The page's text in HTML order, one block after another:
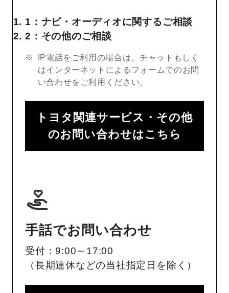
1：ナビ・オーディオに関するご相談
2：その他のご相談
IP電話をご利用の場合は、チャットもしく
はインターネットによるフォームでのお問
い合わせをご利用ください。
トヨタ関連サービス・その他
のお問い合わせはこちら
手話でお問い合わせ
受付：9:00～17:00
（長期連休などの当社指定日を除く）